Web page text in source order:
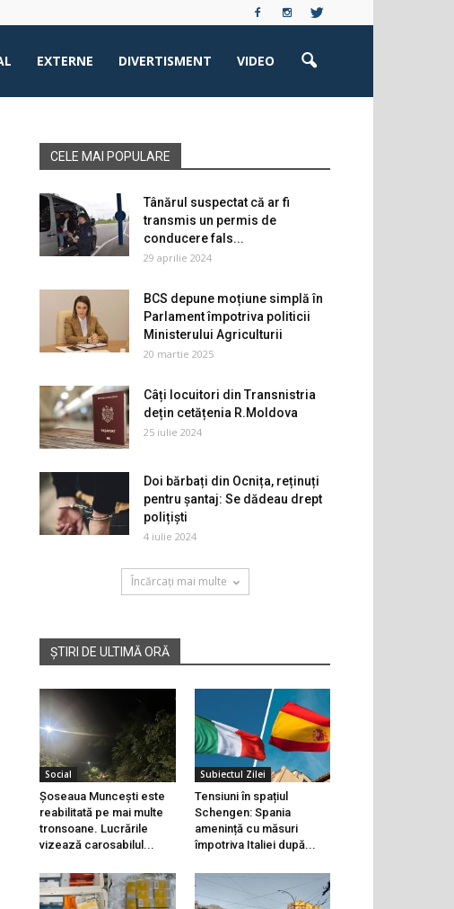
EXTERNE DIVERTISMENT VIDEO
CELE MAI POPULARE
Tânărul suspectat că ar fi
transmis un permis de
conducere fals...
29 aprilie 2024
BCS depune moțiune simplă în
Parlament împotriva politicii
Ministerului Agriculturii
20 martie 2025
Câți locuitori din Transnistria
dețin cetățenia R.Moldova
25 iulie 2024
Doi bărbați din Ocnița, reținuți
pentru șantaj: Se dădeau drept
polițiști
4 iulie 2024
Încărcați mai multe
ȘTIRI DE ULTIMĂ ORĂ
Social
Șoseaua Muncești este
reabilitată pe mai multe
tronsoane. Lucrările
vizează carosabilul...
Subiectul Zilei
Tensiuni în spațiul
Schengen: Spania
amenință cu măsuri
împotriva Italiei după...